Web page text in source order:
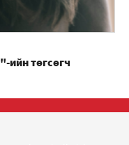
ийн төгсөгч